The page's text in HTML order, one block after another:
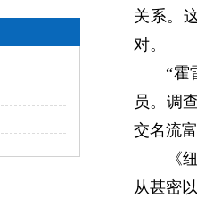
关系。
对。
“霍雷
员。调
交名流
《纽
从甚密